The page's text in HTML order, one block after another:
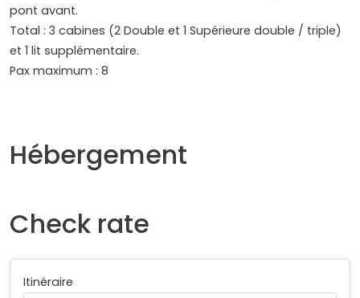
pont avant.
Total : 3 cabines (2 Double et 1 Supérieure double / triple)
et 1 lit supplémentaire.
Pax maximum : 8
Hébergement
Check rate
Itinéraire